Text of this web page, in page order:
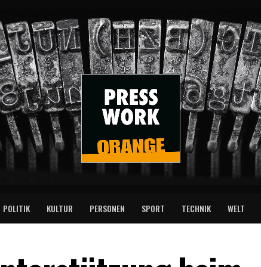
POLITIK KULTUR PERSONEN SPORT TECHNIK WELT